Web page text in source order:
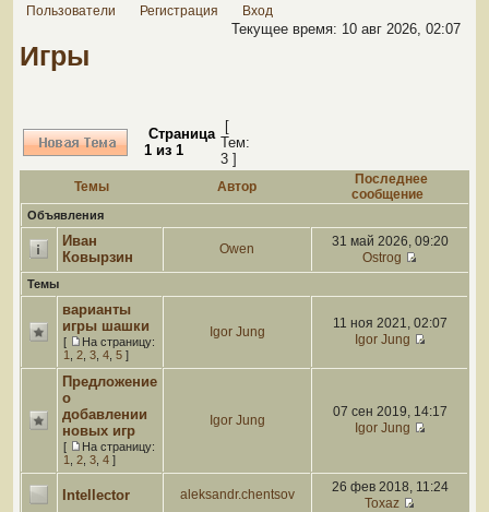
Пользователи Регистрация Вход
Текущее время: 10 авг 2026, 02:07
Игры
Страница
1 из 1
[
Тем:
3 ]
Темы Автор
Последнее
сообщение
Объявления
Иван
Ковырзин
Owen
31 май 2026, 09:20
Ostrog
Темы
варианты
игры шашки
[
На страницу:
1
2 3 4 5 ]
Igor Jung
11 ноя 2021, 02:07
Igor Jung
Предложение
о
добавлении
новых игр
[
На страницу:
1
2 3 4 ]
Igor Jung
07 сен 2019, 14:17
Igor Jung
Intellector aleksandr.chentsov
26 фев 2018, 11:24
Toxaz